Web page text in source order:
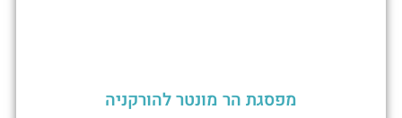
מפסגת הר מונטר להורקניה